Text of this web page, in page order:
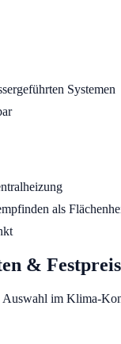
Systemen
als
& Festpreis
Auswahl im Klima-